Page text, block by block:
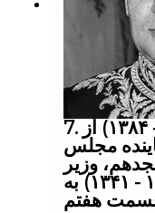
7. محمد درخشش (۱۲۹۵ - ۱۳۸۴) از
مجلس
وزیر
فرهنگ در کابینه امینی (۱۳۴۰ - ۱۳۴۱) به
هفتم